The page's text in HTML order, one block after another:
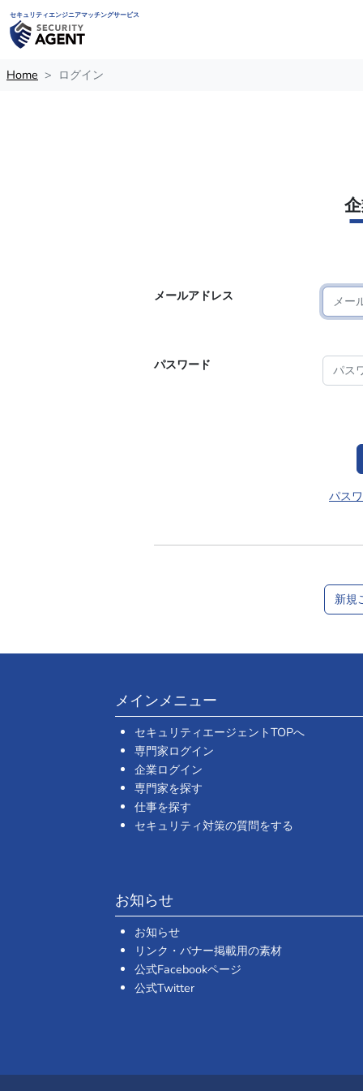
セキュリティエンジニアマッチングサービス
Home ログイン
メールアドレス
パスワード
パス
新規
メインメニュー
セキュリティエージェントTOPへ
専門家ログイン
企業ログイン
専門家を探す
仕事を探す
セキュリティ対策の質問をする
お知らせ
お知らせ
リンク・バナー掲載用の素材
公式Facebookページ
公式Twitter